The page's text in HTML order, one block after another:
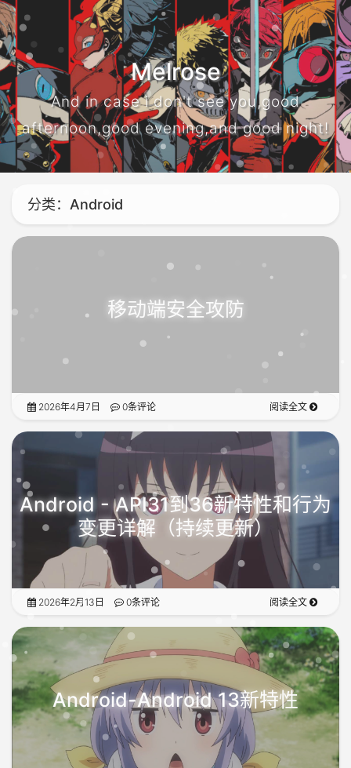
Melrose
And in case i don't see you,good
afternoon,good evening,and good night!
分类：Android
移动端安全攻防
2026年4月7日 0条评论 阅读全文
Android - API31到36新特性和行为
变更详解（持续更新）
2026年2月13日 0条评论 阅读全文
Android-Android 13新特性